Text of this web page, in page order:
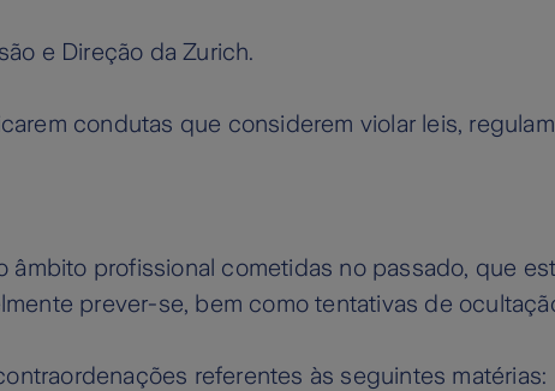
e Direção da Zurich.
condutas que considerem violar leis,
profissional cometidas no passado, que
prever-se, bem como tentativas de
referentes às seguintes matérias: